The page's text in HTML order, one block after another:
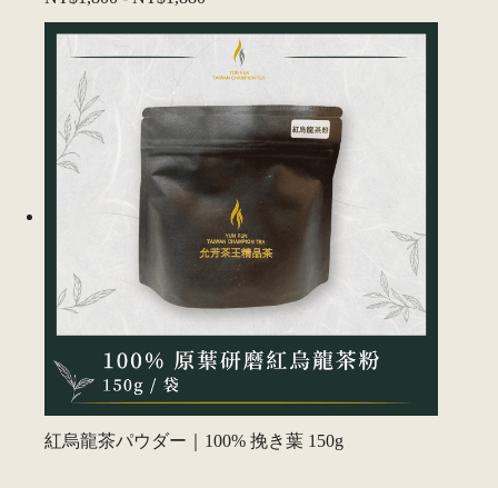
紅烏龍茶パウダー｜100% 挽き葉 150g